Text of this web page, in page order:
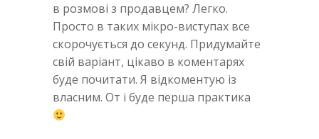
в розмові з продавцем? Легко.
Просто в таких мікро-виступах все
скорочується до секунд. Придумайте
свій варіант, цікаво в коментарях
буде почитати. Я відкоментую із
власним. От і буде перша практика